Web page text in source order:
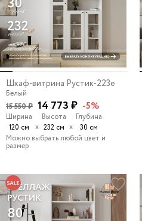
Шкаф-витрина Рустик-223e
Белый
15 550 ₽ 14 773 ₽ -5%
Ширина
120 см
х
Высота
232 см х
Глубина
30 см
Можно выбрать любой цвет и
размер